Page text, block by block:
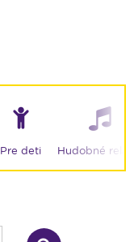
Pre deti Hudobné